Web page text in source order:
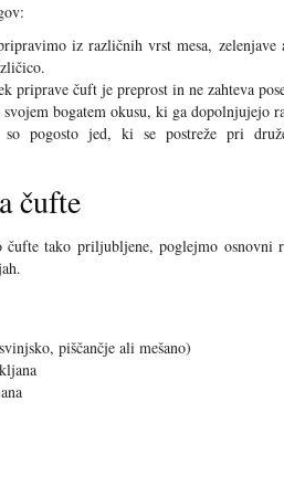
iz različnih vrst mesa,
priprave čuft je preprost in ne zahteva
svojem bogatem okusu, ki ga dopolnjujejo
so pogosto jed, ki se postreže pri
čufte
čufte tako priljubljene, poglejmo osnovni
piščančje ali mešano)